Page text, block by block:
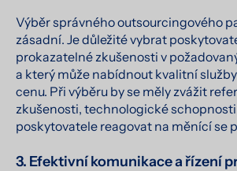
Výběr správného outsourcingového
zásadní. Je důležité vybrat
prokazatelné zkušenosti v
a který může nabídnout kvalitní
cenu. Při výběru by se měly zvážit
zkušenosti, technologické
poskytovatele reagovat na měnící se
3. Efektivní komunikace a řízení